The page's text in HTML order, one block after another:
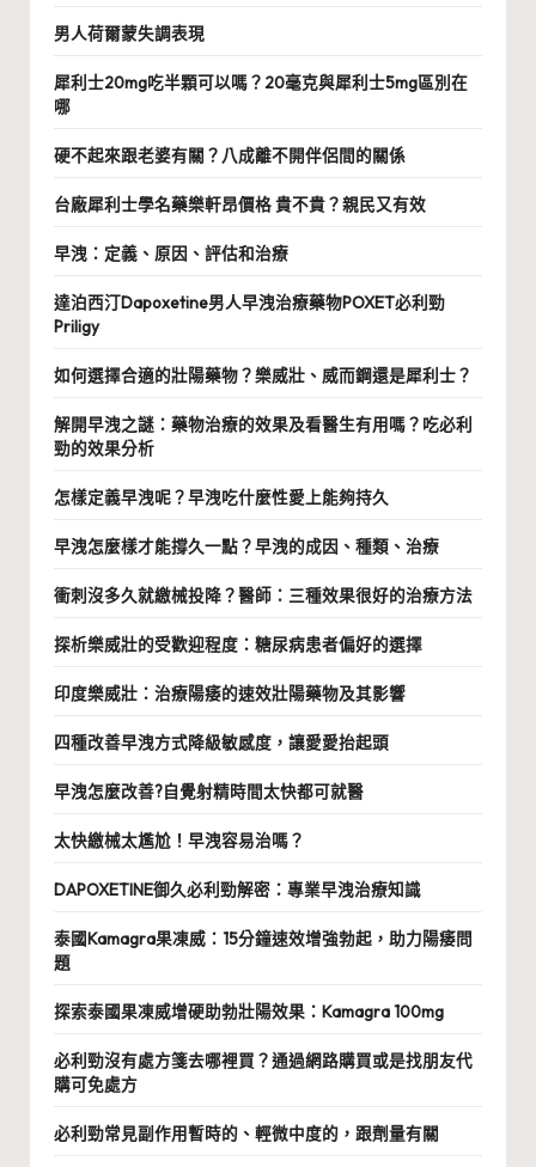
男人荷爾蒙失調表現
犀利士20mg吃半顆可以嗎？20毫克與犀利士5mg區別在
哪
硬不起來跟老婆有關？八成離不開伴侶間的關係
台廠犀利士學名藥樂軒昂價格 貴不貴？親民又有效
早洩：定義、原因、評估和治療
達泊西汀Dapoxetine男人早洩治療藥物POXET必利勁
Priligy
如何選擇合適的壯陽藥物？樂威壯、威而鋼還是犀利士？
解開早洩之謎：藥物治療的效果及看醫生有用嗎？吃必利
勁的效果分析
怎樣定義早洩呢？早洩吃什麼性愛上能夠持久
早洩怎麼樣才能撐久一點？早洩的成因、種類、治療
衝刺沒多久就繳械投降？醫師：三種效果很好的治療方法
探析樂威壯的受歡迎程度：糖尿病患者偏好的選擇
印度樂威壯：治療陽痿的速效壯陽藥物及其影響
四種改善早洩方式降級敏感度，讓愛愛抬起頭
早洩怎麼改善?自覺射精時間太快都可就醫
太快繳械太尷尬！早洩容易治嗎？
DAPOXETINE御久必利勁解密：專業早洩治療知識
泰國Kamagra果凍威：15分鐘速效增強勃起，助力陽痿問
題
探索泰國果凍威增硬助勃壯陽效果：Kamagra 100mg
必利勁沒有處方箋去哪裡買？通過網路購買或是找朋友代
購可免處方
必利勁常見副作用暫時的、輕微中度的，跟劑量有關